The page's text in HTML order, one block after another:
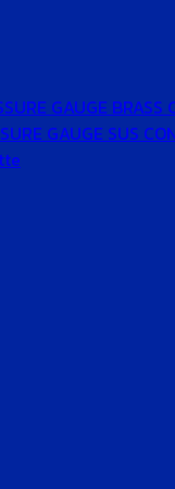
GAUGE BRASS
GAUGE SUS